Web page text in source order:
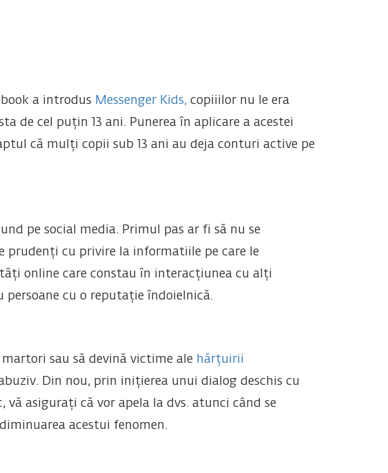
a introdus Messenger Kids,copiiilor nu le era
de cel puțin 13 ani. Punerea în aplicare a acestei
că mulți copii sub 13 ani au deja conturi active pe
pe social media. Primul pas ar fi să nu se
prudenți cu privire la informatiile pe care le
online care constau în interacțiunea cu alți
cu o reputație îndoielnică.
sau să devină victime ale hărțuirii
Din nou, prin inițierea unui dialog deschis cu
asigurați că vor apela la dvs. atunci când se
acestui fenomen.